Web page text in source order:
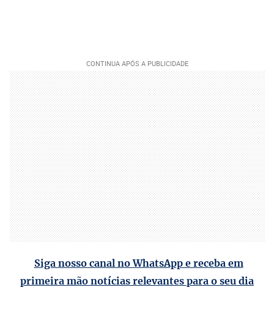
Siga nosso canal no WhatsApp e receba em
primeira mão notícias relevantes para o seu dia